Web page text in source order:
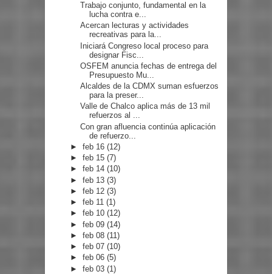
Trabajo conjunto, fundamental en la
lucha contra e...
Acercan lecturas y actividades
recreativas para la...
Iniciará Congreso local proceso para
designar Fisc...
OSFEM anuncia fechas de entrega del
Presupuesto Mu...
Alcaldes de la CDMX suman esfuerzos
para la preser...
Valle de Chalco aplica más de 13 mil
refuerzos al ...
Con gran afluencia continúa aplicación
de refuerzo...
►feb 16(12)
►feb 15(7)
►feb 14(10)
►feb 13(3)
►feb 12(3)
►feb 11(1)
►feb 10(12)
►feb 09(14)
►feb 08(11)
►feb 07(10)
►feb 06(5)
►feb 03(1)